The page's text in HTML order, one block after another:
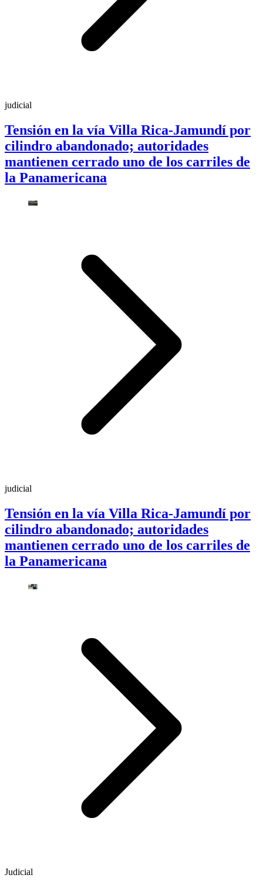
judicial
Tensión en la vía Villa Rica-Jamundí por
cilindro abandonado; autoridades
mantienen cerrado uno de los carriles de
la Panamericana
judicial
Tensión en la vía Villa Rica-Jamundí por
cilindro abandonado; autoridades
mantienen cerrado uno de los carriles de
la Panamericana
Judicial